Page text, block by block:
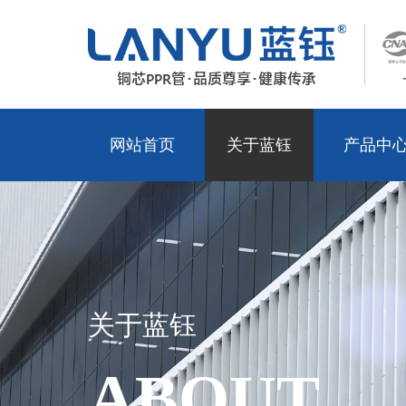
网站首页 关于蓝钰 产品中
关于蓝钰